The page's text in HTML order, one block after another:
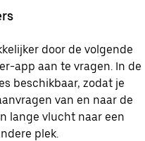
door de volgende
app aan te vragen. In de
beschikbaar, zodat je
van en naar de
lange vlucht naar een
plek.